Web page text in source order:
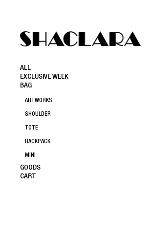
ALL
EXCLUSIVE WEEK
BAG
ARTWORKS
SHOULDER
TOTE
BACKPACK
MINI
GOODS
CART